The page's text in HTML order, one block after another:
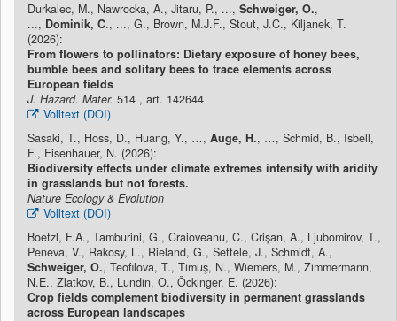
Durkalec, M., Nawrocka, A., Jitaru, P., ..., Schweiger, O.,
..., Dominik, C., ..., G., Brown, M.J.F., Stout, J.C., Kiljanek, T.
(2026):
From flowers to pollinators: Dietary exposure of honey bees,
bumble bees and solitary bees to trace elements across
European fields
J. Hazard. Mater. 514 , art. 142644
Volltext (DOI)
Sasaki, T., Hoss, D., Huang, Y., …, Auge, H., …, Schmid, B., Isbell,
F., Eisenhauer, N. (2026):
Biodiversity effects under climate extremes intensify with aridity
in grasslands but not forests.
Nature Ecology & Evolution
Volltext (DOI)
Boetzl, F.A., Tamburini, G., Craioveanu, C., Crișan, A., Ljubomirov, T.,
Peneva, V., Rakosy, L., Rieland, G., Settele, J., Schmidt, A.,
Schweiger, O., Teofilova, T., Timuş, N., Wiemers, M., Zimmermann,
N.E., Zlatkov, B., Lundin, O., Öckinger, E. (2026):
Crop fields complement biodiversity in permanent grasslands
across European landscapes